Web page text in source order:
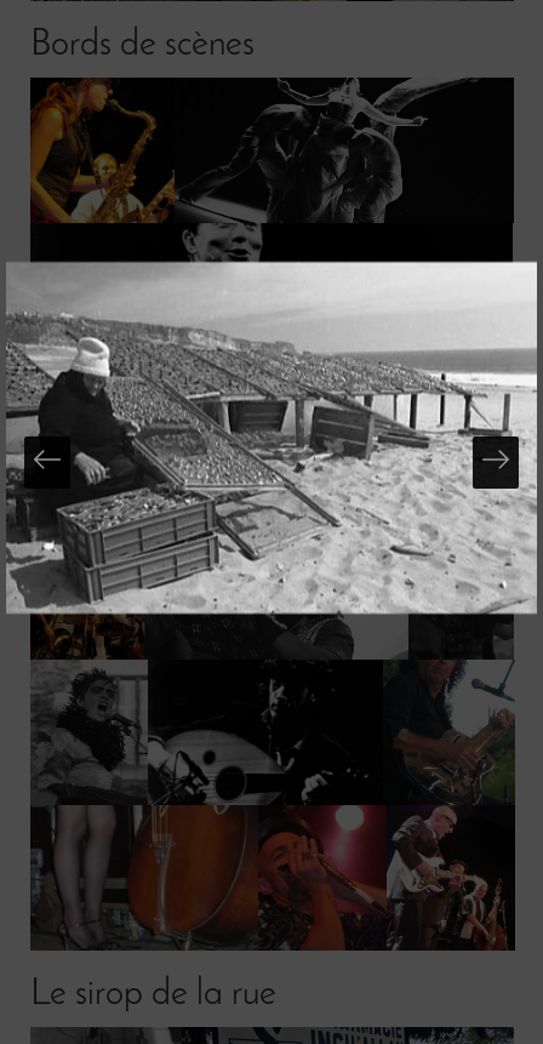
Bords de scènes
Le sirop de la rue